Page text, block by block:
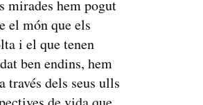
mirades hem pogut
el món que els
i el que tenen
ben endins, hem
través dels seus ulls